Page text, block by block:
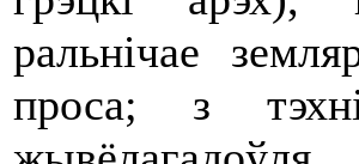
ральнічае
проса; з